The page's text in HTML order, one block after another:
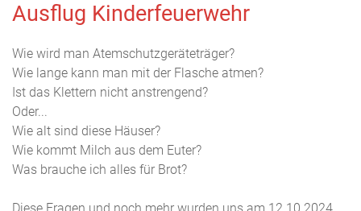
Ausflug Kinderfeuerwehr
Wie wird man Atemschutzgeräteträger?
Wie lange kann man mit der Flasche atmen?
Ist das Klettern nicht anstrengend?
Oder...
Wie alt sind diese Häuser?
Wie kommt Milch aus dem Euter?
Was brauche ich alles für Brot?